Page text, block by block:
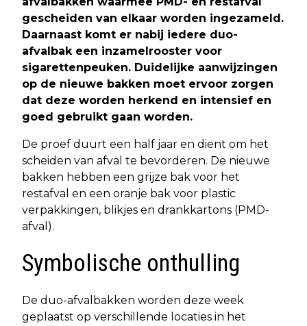
gescheiden van elkaar worden ingezameld.
Daarnaast komt er nabij iedere duo-
afvalbak een inzamelrooster voor
sigarettenpeuken. Duidelijke aanwijzingen
op de nieuwe bakken moet ervoor zorgen
dat deze worden herkend en intensief en
goed gebruikt gaan worden.
De proef duurt een half jaar en dient om het
scheiden van afval te bevorderen. De nieuwe
bakken hebben een grijze bak voor het
restafval en een oranje bak voor plastic
verpakkingen, blikjes en drankkartons (PMD-
afval).
Symbolische onthulling
De duo-afvalbakken worden deze week
geplaatst op verschillende locaties in het